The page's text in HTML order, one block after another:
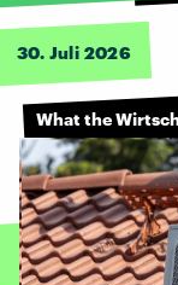
30. Juli 2026
What the